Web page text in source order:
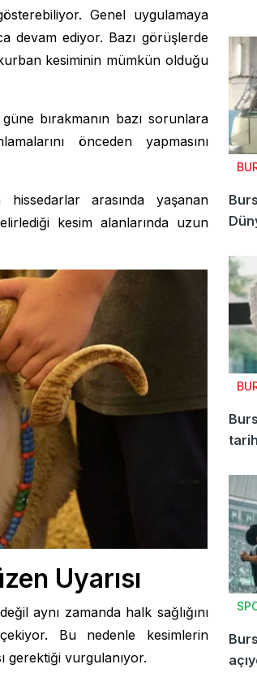
Genel uygulamaya
devam ediyor. Bazı görüşlerde
kesiminin mümkün olduğu
bırakmanın bazı sorunlara
önceden yapmasını
arasında yaşanan
kesim alanlarında uzun
Uyarısı
aynı zamanda halk sağlığını
Bu nedenle kesimlerin
gerektiği vurgulanıyor.